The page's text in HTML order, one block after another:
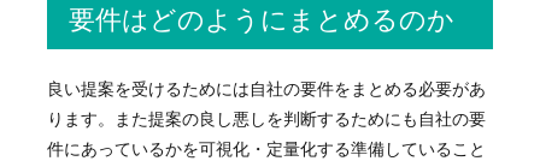
要件はどのようにまとめるのか
良い提案を受けるためには自社の要件をまとめる必要があ
ります。また提案の良し悪しを判断するためにも自社の要
件にあっているかを可視化・定量化する準備していること